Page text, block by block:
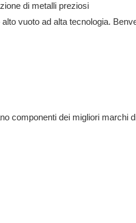
di metalli preziosi
vuoto ad alta tecnologia.
componenti dei migliori